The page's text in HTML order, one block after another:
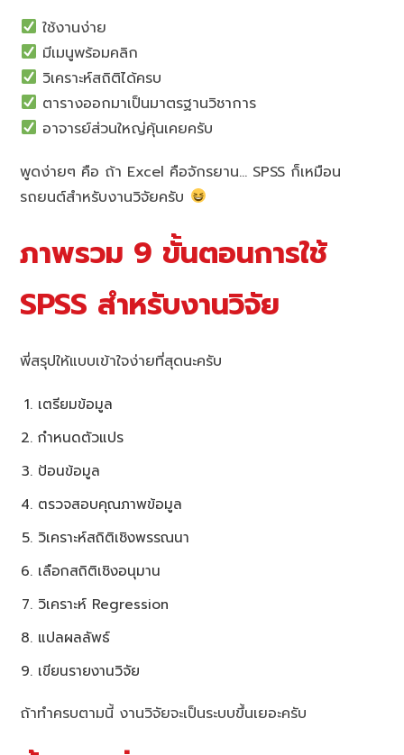
ใช้งานง่าย
มีเมนูพร้อมคลิก
วิเคราะห์สถิติได้ครบ
ตารางออกมาเป็นมาตรฐานวิชาการ
อาจารย์ส่วนใหญ่คุ้นเคยครับ
พูดง่ายๆ คือ ถ้า Excel คือจักรยาน… SPSS ก็เหมือน
รถยนต์สำหรับงานวิจัยครับ
ภาพรวม 9 ขั้นตอนการใช้
SPSS สำหรับงานวิจัย
พี่สรุปให้แบบเข้าใจง่ายที่สุดนะครับ
เตรียมข้อมูล
กำหนดตัวแปร
ป้อนข้อมูล
ตรวจสอบคุณภาพข้อมูล
วิเคราะห์สถิติเชิงพรรณนา
เลือกสถิติเชิงอนุมาน
วิเคราะห์ Regression
แปลผลลัพธ์
เขียนรายงานวิจัย
ถ้าทำครบตามนี้ งานวิจัยจะเป็นระบบขึ้นเยอะครับ